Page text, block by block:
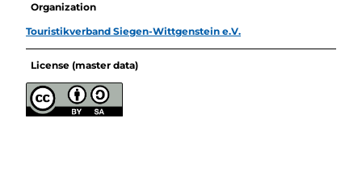
Organization
Touristikverband Siegen-Wittgenstein e.V.
License (master data)